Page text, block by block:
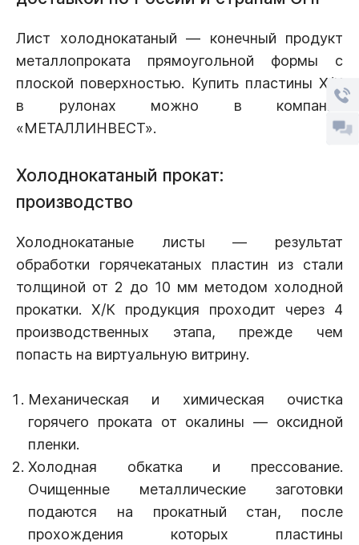
Лист холоднокатаный — конечный продукт
металлопроката прямоугольной формы с
плоской поверхностью. Купить пластины Х/К
в рулонах можно в компании
«МЕТАЛЛИНВЕСТ».
Холоднокатаный прокат:
производство
Холоднокатаные листы — результат
обработки горячекатаных пластин из стали
толщиной от 2 до 10 мм методом холодной
прокатки. Х/К продукция проходит через 4
производственных этапа, прежде чем
попасть на виртуальную витрину.
Механическая и химическая очистка
горячего проката от окалины — оксидной
пленки.
Холодная обкатка и прессование.
Очищенные металлические заготовки
подаются на прокатный стан, после
прохождения которых пластины